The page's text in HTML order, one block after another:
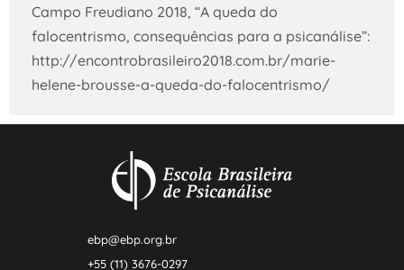
Campo Freudiano 2018, “A queda do
falocentrismo, consequências para a psicanálise”:
http://encontrobrasileiro2018.com.br/marie-
helene-brousse-a-queda-do-falocentrismo/
ebp@ebp.org.br
+55 (11) 3676-0297